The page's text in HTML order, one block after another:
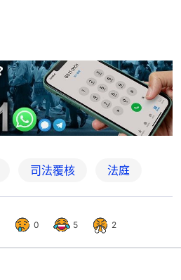
司法覆核 法庭
0 5 2